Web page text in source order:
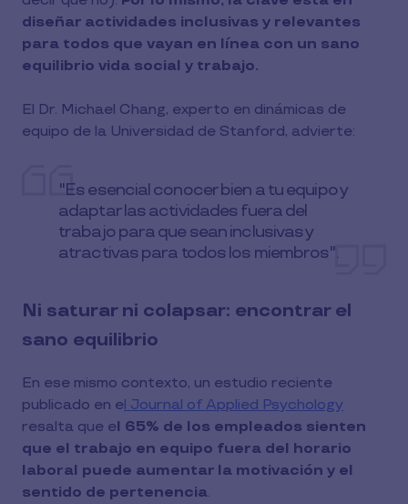
diseñar actividades inclusivas y relevantes
para todos que vayan en línea con un sano
equilibrio vida social y trabajo.
El Dr. Michael Chang, experto en dinámicas de
equipo de la Universidad de Stanford, advierte:
"Es esencial conocer bien a tu equipo y
adaptar las actividades fuera del
trabajo para que sean inclusivas y
atractivas para todos los miembros".
Ni saturar ni colapsar: encontrar el
sano equilibrio
En ese mismo contexto, un estudio reciente
publicado en el Journal of Applied Psychology
resalta que el 65% de los empleados sienten
que el trabajo en equipo fuera del horario
laboral puede aumentar la motivación y el
sentido de pertenencia.